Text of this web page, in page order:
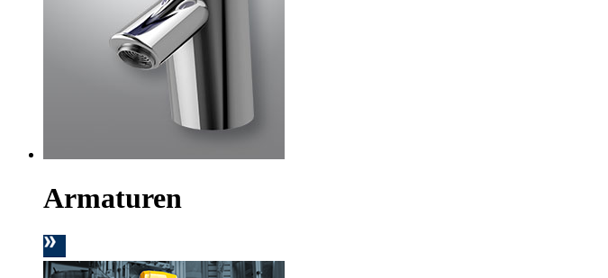
Armaturen